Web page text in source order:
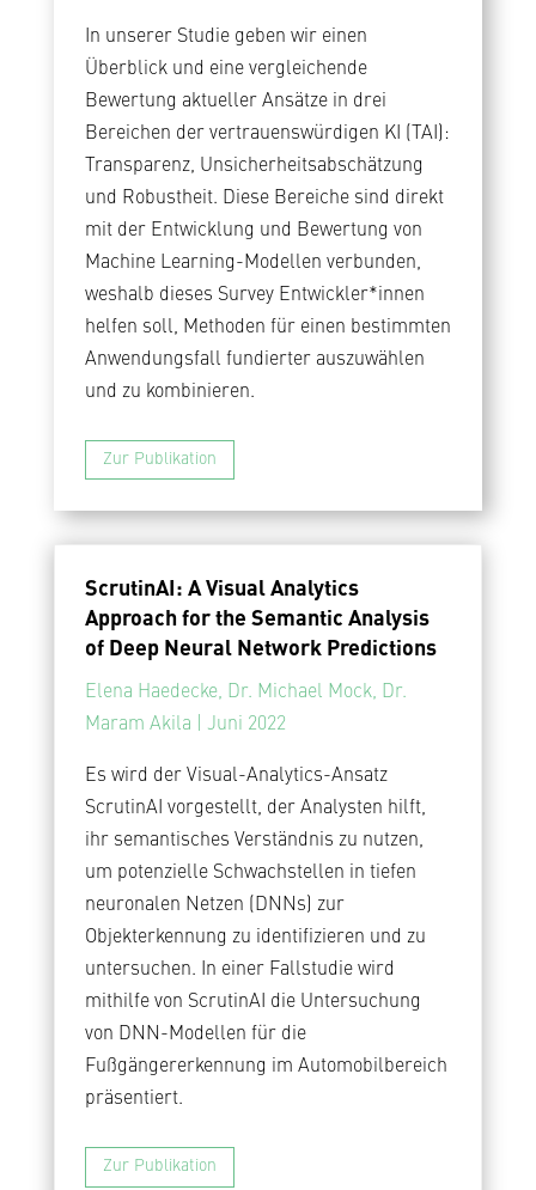
In unserer Studie geben wir einen
Überblick und eine vergleichende
Bewertung aktueller Ansätze in drei
Bereichen der vertrauenswürdigen KI (TAI):
Transparenz, Unsicherheitsabschätzung
und Robustheit. Diese Bereiche sind direkt
mit der Entwicklung und Bewertung von
Machine Learning-Modellen verbunden,
weshalb dieses Survey Entwickler*innen
helfen soll, Methoden für einen bestimmten
Anwendungsfall fundierter auszuwählen
und zu kombinieren.
Zur Publikation
ScrutinAI: A Visual Analytics
Approach for the Semantic Analysis
of Deep Neural Network Predictions
Elena Haedecke, Dr. Michael Mock, Dr.
Maram Akila | Juni 2022
Es wird der Visual-Analytics-Ansatz
ScrutinAI vorgestellt, der Analysten hilft,
ihr semantisches Verständnis zu nutzen,
um potenzielle Schwachstellen in tiefen
neuronalen Netzen (DNNs) zur
Objekterkennung zu identifizieren und zu
untersuchen. In einer Fallstudie wird
mithilfe von ScrutinAI die Untersuchung
von DNN-Modellen für die
Fußgängererkennung im Automobilbereich
präsentiert.
Zur Publikation